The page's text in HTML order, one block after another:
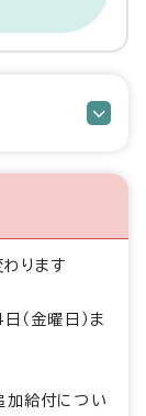
ります
（金曜日）ま
加給付につい